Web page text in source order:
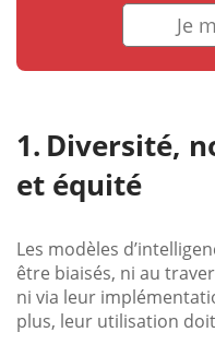
Je
Diversité,
et équité
Les modèles
être biaisés, ni au
ni via leur
plus, leur utilisation